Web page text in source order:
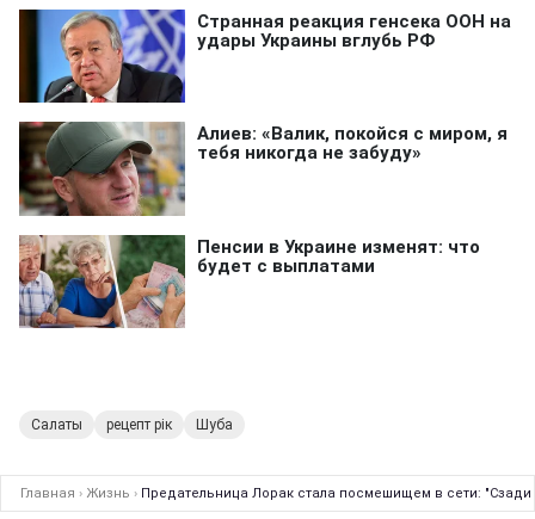
Салаты рецепт рік Шуба
Главная › Жизнь › Предательница Лорак стала посмешищем в сети: "Сзади